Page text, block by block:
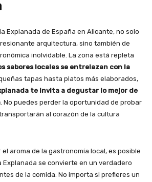
Explanada de España en Alicante, no solo
arquitectura, sino también de
inolvidable. La zona está repleta
sabores locales se entrelazan con la
tapas hasta platos más elaborados,
te invita a degustar lo mejor de
. No puedes perder la oportunidad de probar
al corazón de la cultura
aroma de la gastronomía local, es posible
Explanada se convierte en un verdadero
de la comida. No importa si prefieres un